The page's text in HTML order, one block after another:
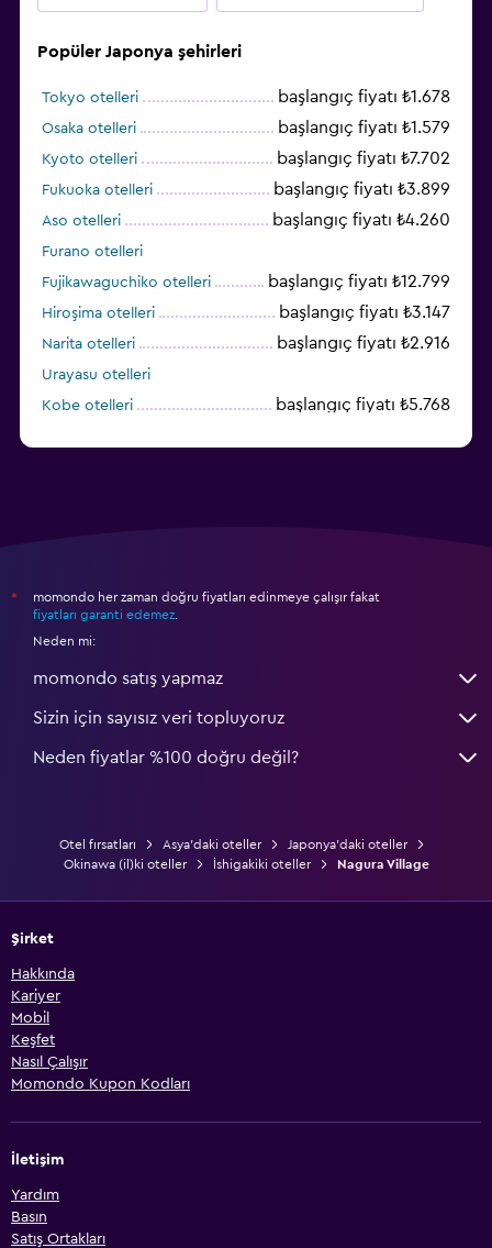
Popüler Japonya şehirleri
Tokyo otelleri başlangıç fiyatı ₺1.678
Osaka otelleri başlangıç fiyatı ₺1.579
Kyoto otelleri başlangıç fiyatı ₺7.702
Fukuoka otelleri başlangıç fiyatı ₺3.899
Aso otelleri başlangıç fiyatı ₺4.260
Furano otelleri
Fujikawaguchiko otelleri
başlangıç fiyatı ₺12.799
Hiroşima otelleri başlangıç fiyatı ₺3.147
Narita otelleri başlangıç fiyatı ₺2.916
Urayasu otelleri
Kobe otelleri
başlangıç fiyatı ₺5.768
*
momondo her zaman doğru fiyatları edinmeye çalışır fakat
fiyatları garanti edemez
Neden mi:
momondo satış yapmaz
Sizin için sayısız veri topluyoruz
Neden fiyatlar %100 doğru değil?
Otel fırsatları Asya'daki oteller
Japonya'daki oteller
Okinawa (il)ki oteller
İshigakiki oteller Nagura Village
Şirket
Hakkında
Kariyer
Mobil
Keşfet
Nasıl Çalışır
Momondo Kupon Kodları
İletişim
Yardım
Basın
Satış Ortakları